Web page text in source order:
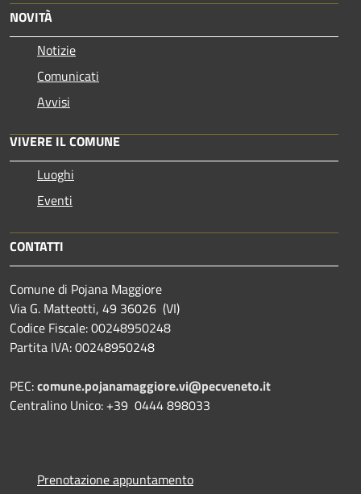
NOVITÀ
Notizie
Comunicati
Avvisi
VIVERE IL COMUNE
Luoghi
Eventi
CONTATTI
Comune di Pojana Maggiore
Via G. Matteotti, 49 36026 (VI)
Codice Fiscale: 00248950248
Partita IVA: 00248950248
PEC:comune.pojanamaggiore.vi@pecveneto.it
Centralino Unico: +39 0444 898033
Prenotazione appuntamento